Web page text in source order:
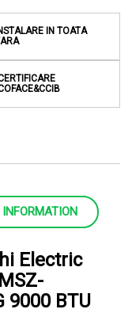
IN TOATA
Electric
9000 BTU